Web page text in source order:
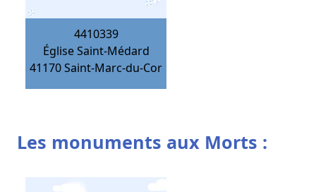
4410339
Église Saint-Médard
41170Saint-Marc-du-Cor
Les monuments aux Morts :